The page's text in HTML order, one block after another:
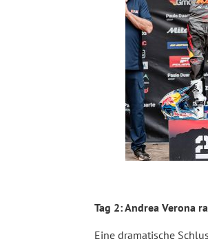
Tag 2: Andrea Verona
Eine dramatische